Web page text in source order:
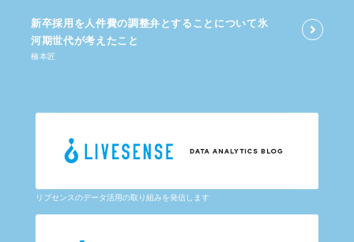
新卒採用を​人件費の​調整弁と​する​ことに​ついて​氷
河期世代が​考えた​こと
楠本匠
リブセンスのデータ活用の取り組みを発信します